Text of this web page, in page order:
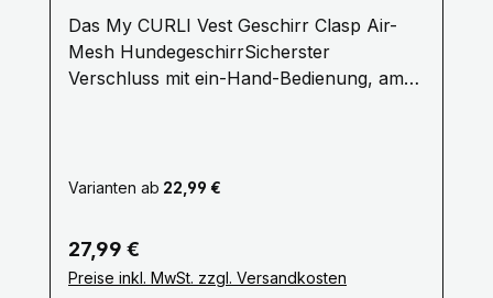
verloren gehen sollte Pflegehinweise: 30°
/ Kein Weichspüler / Nicht maschinell
trocknen / Klettverschluss Schließen
Das My CURLI Vest Geschirr Clasp Air-
Mesh HundegeschirrSicherster
Verschluss mit ein-Hand-Bedienung, am
verschließen!Alle Fakten Leine lässt sich
bedienenHochfestes, farblich
abgestimmtes POM Material der Schnalle,
hält Zuglasten bis 100kg Problemlos
Varianten ab 22,99 €
Regulärer Preis:
27,99 €
Preise inkl. MwSt. zzgl. Versandkosten